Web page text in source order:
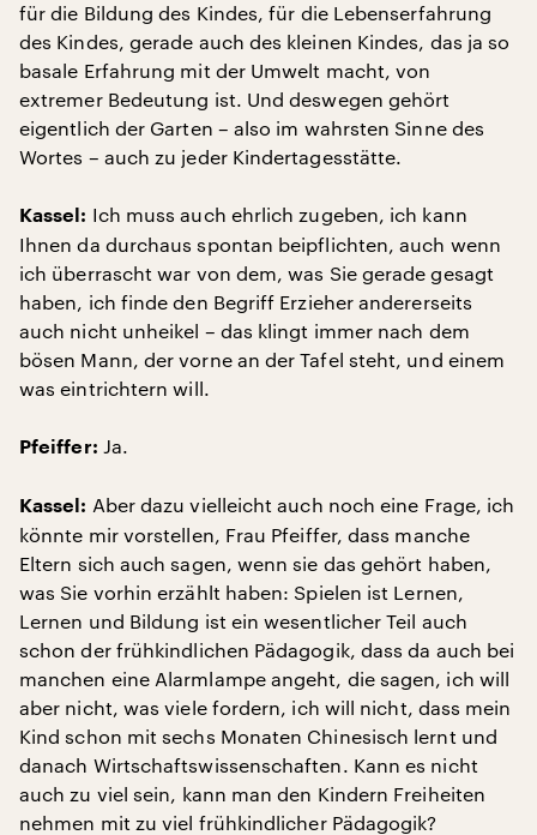
für die Bildung des Kindes, für die Lebenserfahrung
des Kindes, gerade auch des kleinen Kindes, das ja so
basale Erfahrung mit der Umwelt macht, von
extremer Bedeutung ist. Und deswegen gehört
eigentlich der Garten – also im wahrsten Sinne des
Wortes – auch zu jeder Kindertagesstätte.
Kassel: Ich muss auch ehrlich zugeben, ich kann
Ihnen da durchaus spontan beipflichten, auch wenn
ich überrascht war von dem, was Sie gerade gesagt
haben, ich finde den Begriff Erzieher andererseits
auch nicht unheikel – das klingt immer nach dem
bösen Mann, der vorne an der Tafel steht, und einem
was eintrichtern will.
Pfeiffer: Ja.
Kassel: Aber dazu vielleicht auch noch eine Frage, ich
könnte mir vorstellen, Frau Pfeiffer, dass manche
Eltern sich auch sagen, wenn sie das gehört haben,
was Sie vorhin erzählt haben: Spielen ist Lernen,
Lernen und Bildung ist ein wesentlicher Teil auch
schon der frühkindlichen Pädagogik, dass da auch bei
manchen eine Alarmlampe angeht, die sagen, ich will
aber nicht, was viele fordern, ich will nicht, dass mein
Kind schon mit sechs Monaten Chinesisch lernt und
danach Wirtschaftswissenschaften. Kann es nicht
auch zu viel sein, kann man den Kindern Freiheiten
nehmen mit zu viel frühkindlicher Pädagogik?